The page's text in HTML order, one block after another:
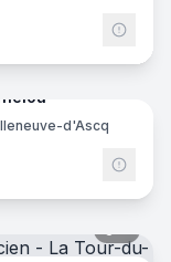
d'Ascq